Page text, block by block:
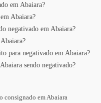
em Abaiara?
Abaiara?
negativado em Abaiara?
para negativado em Abaiara?
sendo negativado?
consignado em Abaiara